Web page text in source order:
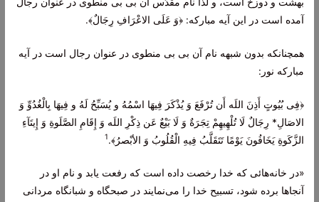
آمده است در اين آيه مباركه:﴿وَ عَلَى الاعْرَافِ رِجَالٌ﴾.
همچنانكه بدون شبهه نام آن بى بى منطوى در عنوان رجال است در آيه
مباركه نور:
﴿فِى بُيُوتٍ أَذِنَ اللَه أَن تُرْفَعَ وَ يُذْكَرَ فِيهَا اسْمُهُ و يُسَبِّحُ لَهُ و فِيهَا بِالْغُدُوِّ وَ
الاصَالِ* رِجَالٌ لَا تُلْهِيهِمْ تِجَرَةٌ وَ لَا بَيْعٌ عَن ذِكْرِ اللَه وَ إِقَامِ الصَّلَوةِ وَ إِيتَآءِ
الزَّكَوةِ يَخَافُونَ يَوْمًا تَتَقَلَّبُ فِيهِ الْقُلُوبُ وَ الأبْصرُ﴾.
1
«در خانه‌هائى كه خدا رخصت داده است كه رفعت يابد و نام او در
آنجاها برده شود، تسبيح خدا را مى‌نمايند در صبحگاه و شبانگاه‌ مردانى